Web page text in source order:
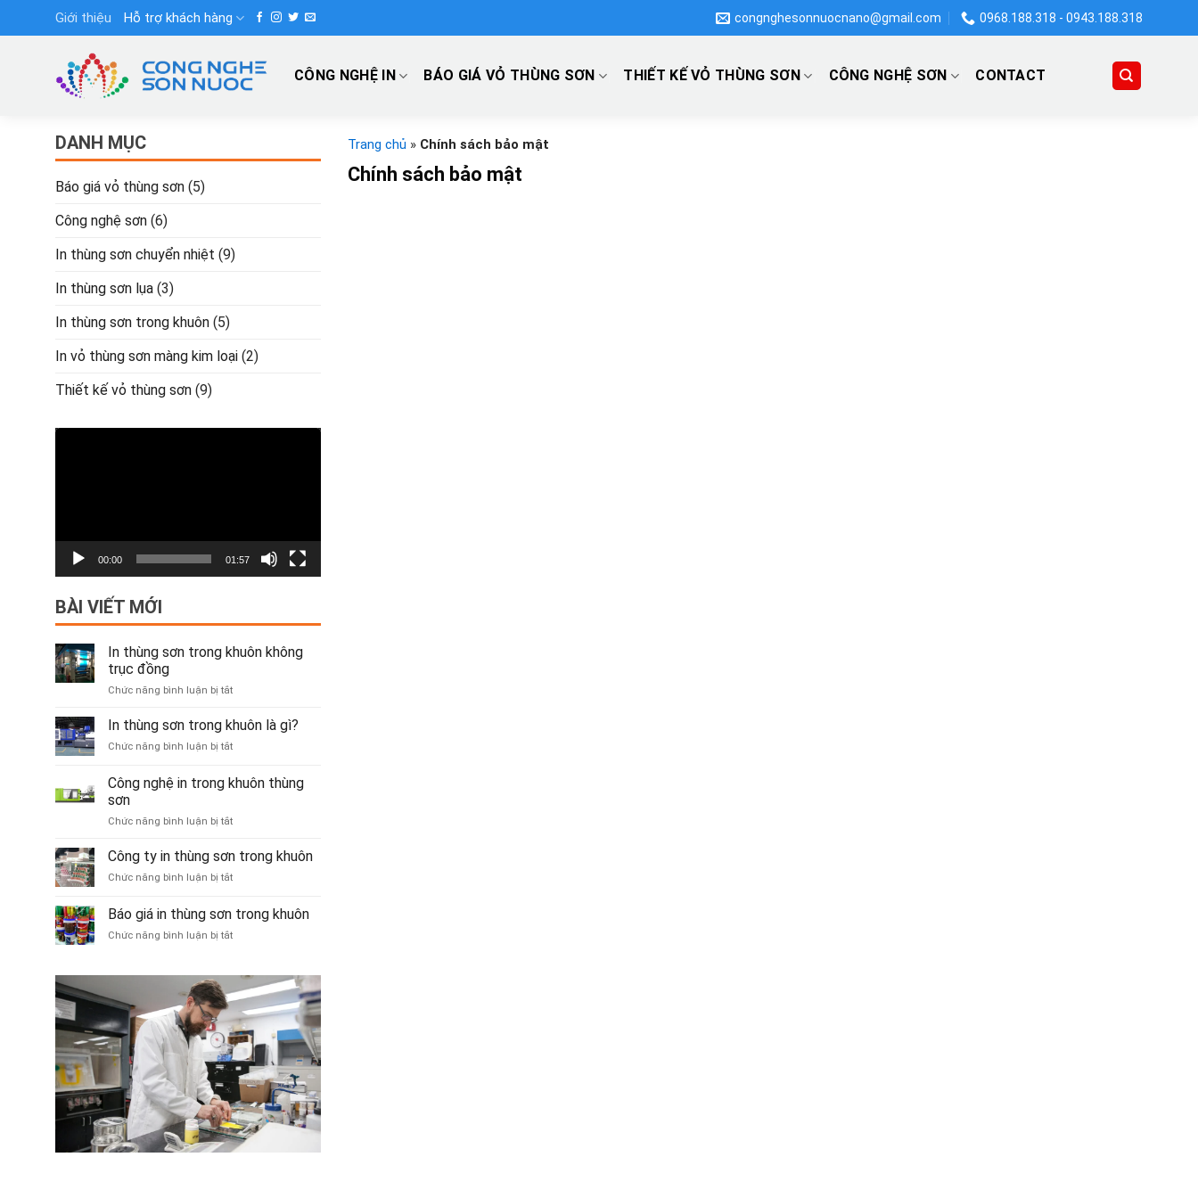
to
Giới thiệu Hỗ trợ khách hàng congnghesonnuocnano@gmail.com 0968.188.318 - 0943.188.318
CÔNG NGHỆ IN BÁO GIÁ VỎ THÙNG SƠN THIẾT KẾ VỎ THÙNG SƠN CÔNG NGHỆ SƠN CONTACT
Trang chủ » Chính sách bảo mật
Chính sách bảo mật
DANH MỤC
Báo giá vỏ thùng sơn (5)
Công nghệ sơn (6)
In thùng sơn chuyển nhiệt (9)
In thùng sơn lụa (3)
In thùng sơn trong khuôn (5)
In vỏ thùng sơn màng kim loại (2)
Thiết kế vỏ thùng sơn (9)
00:00 01:57
BÀI VIẾT MỚI
In thùng sơn trong khuôn không
trục đồng
Chức năng bình luận bị tắtở
thùng
trong
không
In thùng sơn trong khuôn là gì?
Chức năng bình luận bị tắtở
thùng
sơn
khuôn
gì?
Công nghệ in trong khuôn thùng
sơn
Chức năng bình luận bị tắtở
nghệ
trong
thùng
Công ty in thùng sơn trong khuôn
Chức năng bình luận bị tắtở
ty
in
thùng
Báo giá in thùng sơn trong khuôn
Chức năng bình luận bị tắtở
thùng
sơn
trong
khuôn